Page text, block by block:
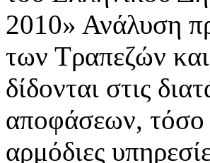
2010» Ανάλυση
των Τραπεζών
δίδονται στις
αποφάσεων, τόσο
αρμόδιες